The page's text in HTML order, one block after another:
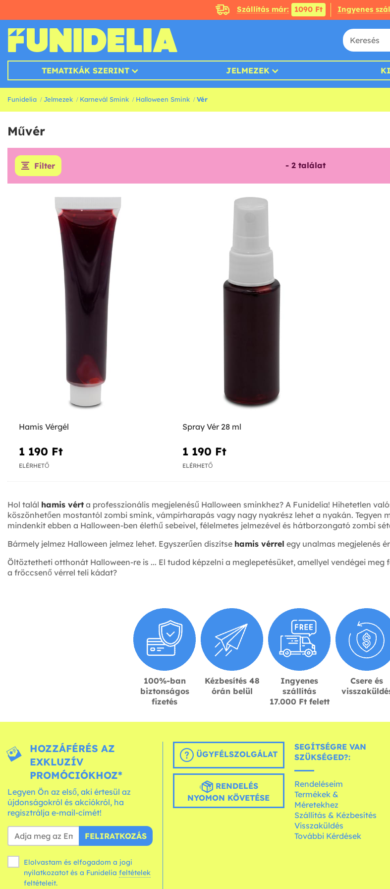
Szállítás már: 1090 Ft Ingyenes
TEMATIKÁK SZERINT JELMEZEK
Funidelia Jelmezek Karnevál Smink Halloween Smink Vér
Művér
Filter - 2 találat
Hamis Vérgél
1 190 Ft‎
ELÉRHETŐ
Spray Vér 28 ml
1 190 Ft‎
ELÉRHETŐ
Hol talál hamis vért a professzionális megjelenésű Halloween sminkhez? A Funidelia! Hihetetlen
köszönhetően mostantól zombi smink, vámpírharapás vagy nagy nyakrész lehet a nyakán. Tegyen
mindenkit ebben a Halloween-ben élethű sebeivel, félelmetes jelmezével és hátborzongató zombi
Bármely jelmez Halloween jelmez lehet. Egyszerűen díszítse hamis vérrel egy unalmas megjelenés
Öltöztetheti otthonát Halloween-re is ... El tudod képzelni a meglepetésüket, amellyel vendégei
a fröccsenő vérrel teli kádat?
100%-ban
biztonságos
fizetés
Kézbesítés 48
órán belül
Ingyenes
szállítás
17.000 Ft felett
Csere és
HOZZÁFÉRÉS AZ
EXKLUZÍV
PROMÓCIÓKHOZ*
Legyen Ön az első, aki értesül az
újdonságokról és akciókról, ha
regisztrálja e-mail-címét!
FELIRATKOZÁS
Elolvastam és elfogadom a jogi
nyilatkozatot és a Funidelia feltételek
feltételeit.
ÜGYFÉLSZOLGÁLAT
RENDELÉS
NYOMON KÖVETÉSE
SEGÍTSÉGRE VAN
SZÜKSÉGED?:
Rendeléseim
Termékek &
Méretekhez
Szállítás & Kézbesítés
Visszaküldés
További Kérdések